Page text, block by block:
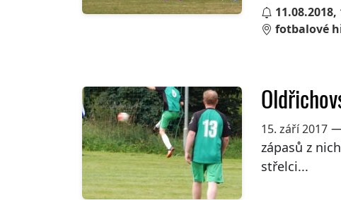
fotbalové
15. září 2017—
zápasů z
střelci...